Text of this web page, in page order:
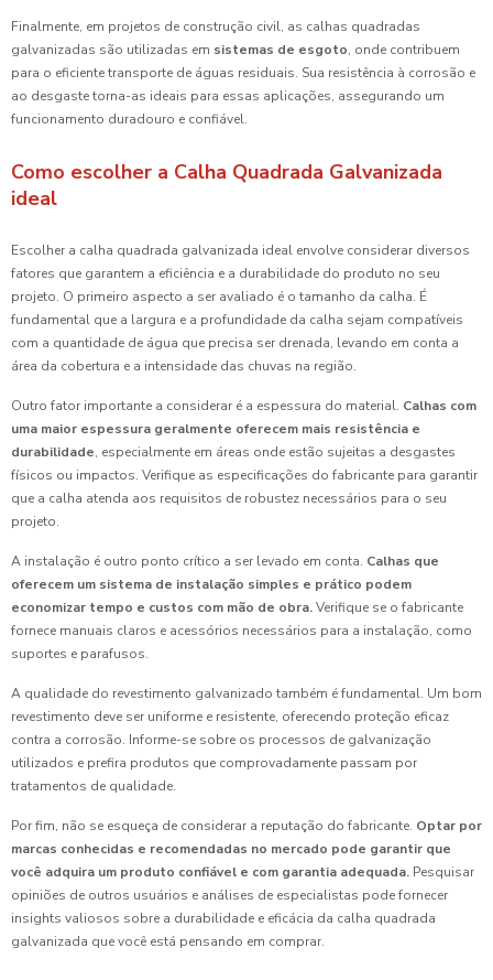
Finalmente, em projetos de construção civil, as calhas quadradas
galvanizadas são utilizadas em sistemas de esgoto, onde contribuem
para o eficiente transporte de águas residuais. Sua resistência à corrosão e
ao desgaste torna-as ideais para essas aplicações, assegurando um
funcionamento duradouro e confiável.
Como escolher a Calha Quadrada Galvanizada
ideal
Escolher a calha quadrada galvanizada ideal envolve considerar diversos
fatores que garantem a eficiência e a durabilidade do produto no seu
projeto. O primeiro aspecto a ser avaliado é o tamanho da calha. É
fundamental que a largura e a profundidade da calha sejam compatíveis
com a quantidade de água que precisa ser drenada, levando em conta a
área da cobertura e a intensidade das chuvas na região.
Outro fator importante a considerar é a espessura do material. Calhas com
uma maior espessura geralmente oferecem mais resistência e
durabilidade, especialmente em áreas onde estão sujeitas a desgastes
físicos ou impactos. Verifique as especificações do fabricante para garantir
que a calha atenda aos requisitos de robustez necessários para o seu
projeto.
A instalação é outro ponto crítico a ser levado em conta. Calhas que
oferecem um sistema de instalação simples e prático podem
economizar tempo e custos com mão de obra.Verifique se o fabricante
fornece manuais claros e acessórios necessários para a instalação, como
suportes e parafusos.
A qualidade do revestimento galvanizado também é fundamental. Um bom
revestimento deve ser uniforme e resistente, oferecendo proteção eficaz
contra a corrosão. Informe-se sobre os processos de galvanização
utilizados e prefira produtos que comprovadamente passam por
tratamentos de qualidade.
Por fim, não se esqueça de considerar a reputação do fabricante. Optar por
marcas conhecidas e recomendadas no mercado pode garantir que
você adquira um produto confiável e com garantia adequada. Pesquisar
opiniões de outros usuários e análises de especialistas pode fornecer
insights valiosos sobre a durabilidade e eficácia da calha quadrada
galvanizada que você está pensando em comprar.